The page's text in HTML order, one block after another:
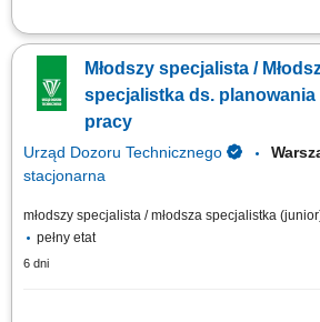
Na czym polega praca? wprowadzanie danych
dokumentów w systemie, współpraca z
kompletacja dokumentacji, sprawdzanie
zamówień, trzymanie terminowości
niezbędnej dokumentacji.
Młodszy specjalista /
specjalistka ds.
pracy
Urząd Dozoru Technicznego
stacjonarna
młodszy specjalista / młodsza specjalistka
pełny etat
6 dni